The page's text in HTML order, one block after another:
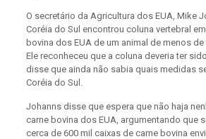
O secretário da Agricultura dos EUA, Mike
Coréia do Sul encontrou coluna vertebral
bovina dos EUA de um animal de menos
Ele reconheceu que a coluna deveria ter
disse que ainda não sabia quais medidas
Coréia do Sul.
Johanns disse que espera que não haja
carne bovina dos EUA, argumentando que
cerca de 600 mil caixas de carne bovina